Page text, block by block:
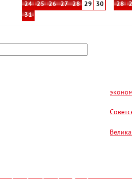
24
25 26 27 28 29
30
31
28